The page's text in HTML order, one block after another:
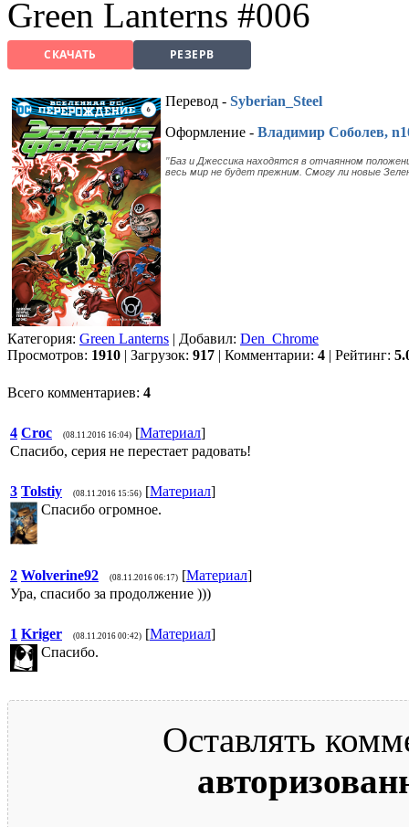
Green Lanterns #006
СКАЧАТЬ РЕЗЕРВ
Перевод - Syberian_Steel
Оформление - Владимир Соболев,
"Баз и Джессика находятся в отчаянном
весь мир не будет прежним. Смогу ли новые
Категория: Green Lanterns | Добавил: Den_Chrome
Просмотров: 1910 | Загрузок: 917 | Комментарии: 4 | Рейтинг:
Всего комментариев: 4
4 Croc (08.11.2016 16:04) [Материал]
Спасибо, серия не перестает радовать!
3 Tolstiy (08.11.2016 15:56) [Материал]
Спасибо огромное.
2 Wolverine92 (08.11.2016 06:17) [Материал]
Ура, спасибо за продолжение )))
1 Kriger (08.11.2016 00:42) [Материал]
Спасибо.
Оставлять